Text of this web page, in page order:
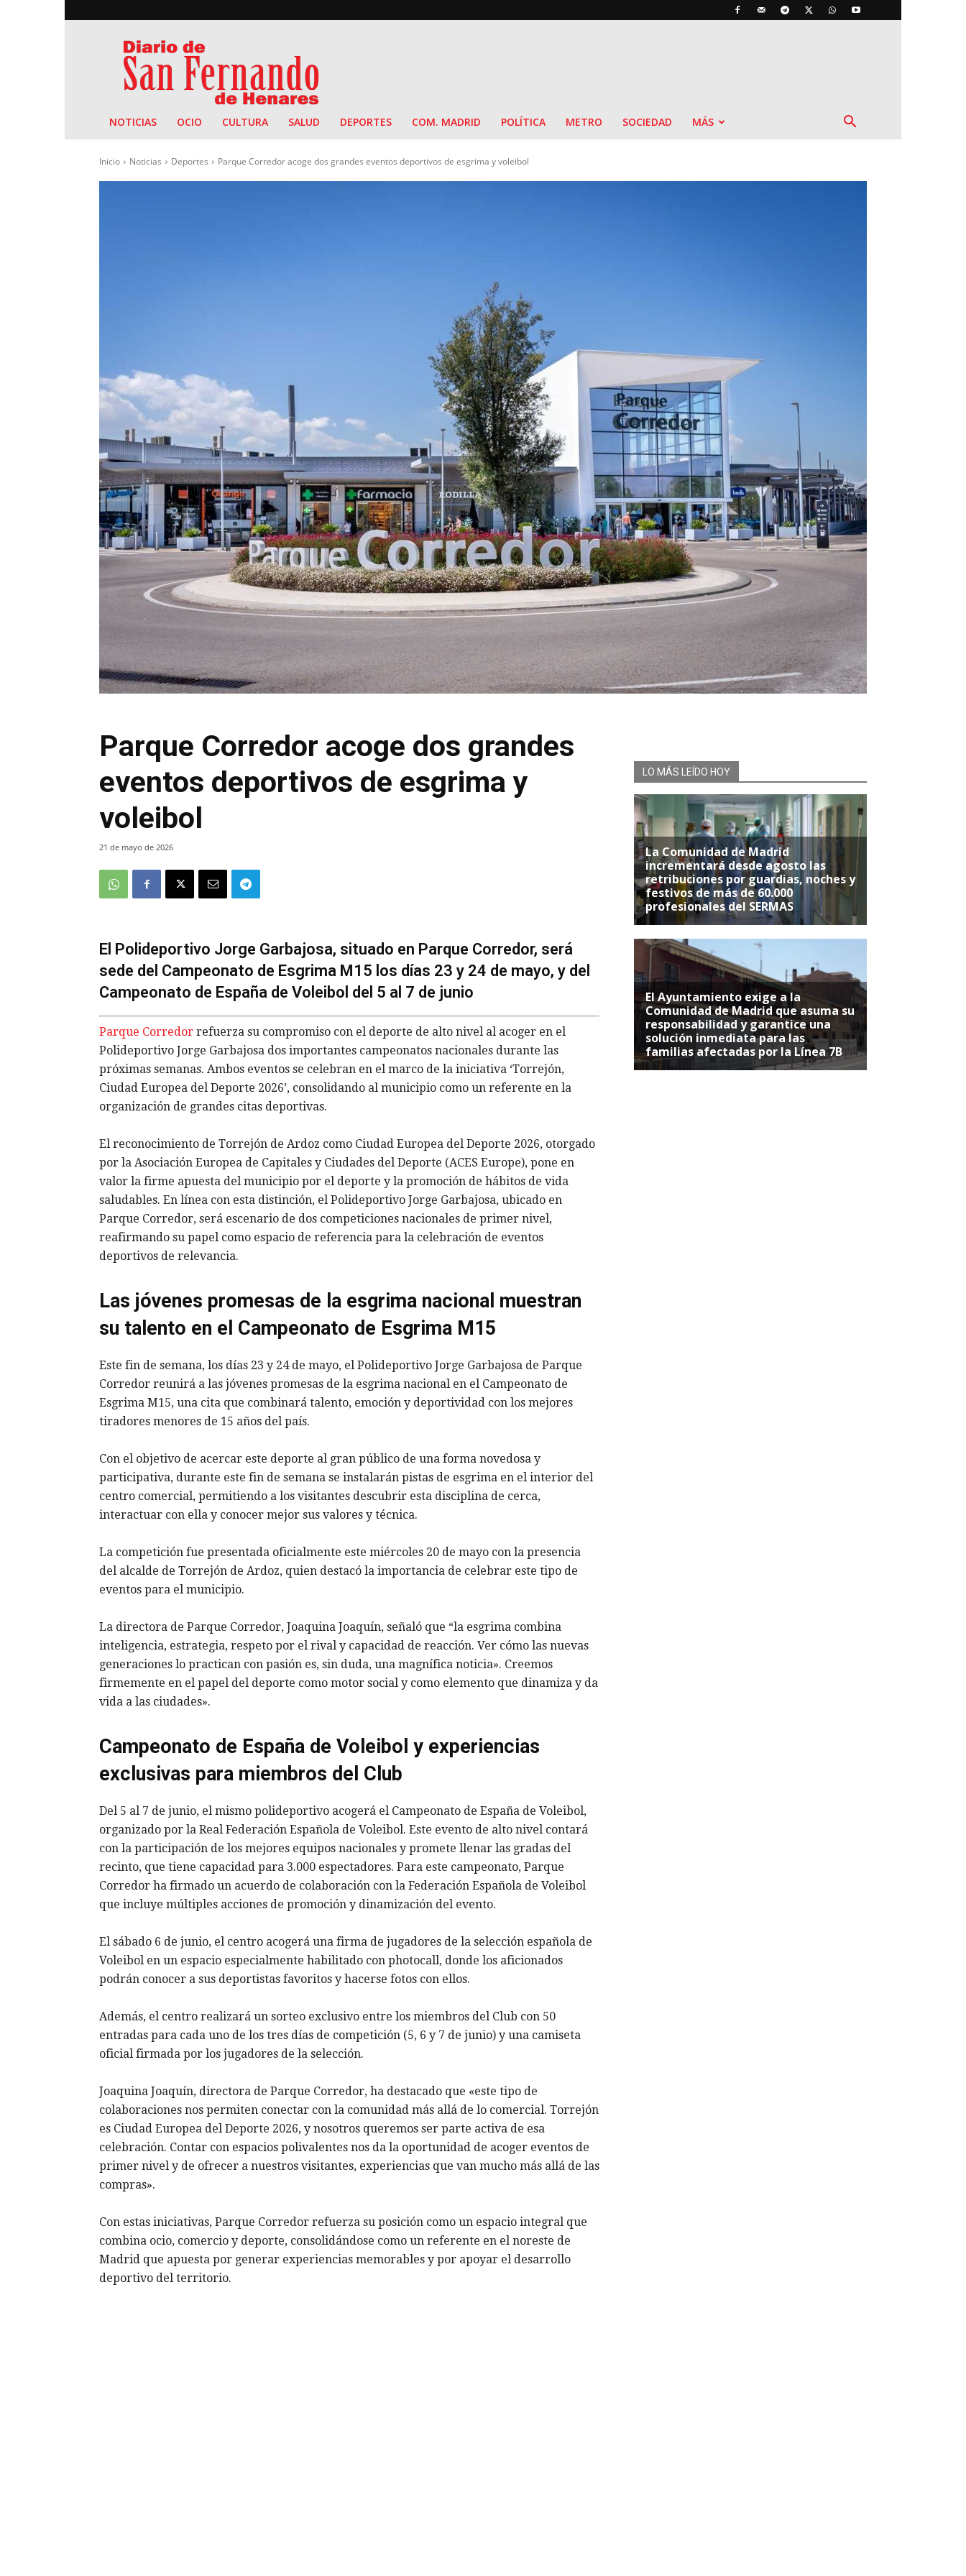
Diario
de
San
NOTICIAS OCIO CULTURA SALUD DEPORTES COM. MADRID POLÍTICA METRO SOCIEDAD MÁS
Inicio Noticias Deportes Parque Corredor acoge dos grandes eventos deportivos de esgrima y voleibol
Parque Corredor acoge dos grandes
eventos deportivos de esgrima y
voleibol
21 de mayo de 2026
El Polideportivo Jorge Garbajosa, situado en Parque Corredor, será
sede del Campeonato de Esgrima M15 los días 23 y 24 de mayo, y del
Campeonato de España de Voleibol del 5 al 7 de junio
Parque Corredor refuerza su compromiso con el deporte de alto nivel al acoger en el
Polideportivo Jorge Garbajosa dos importantes campeonatos nacionales durante las
próximas semanas. Ambos eventos se celebran en el marco de la iniciativa ‘Torrejón,
Ciudad Europea del Deporte 2026’, consolidando al municipio como un referente en la
organización de grandes citas deportivas.
El reconocimiento de Torrejón de Ardoz como Ciudad Europea del Deporte 2026, otorgado
por la Asociación Europea de Capitales y Ciudades del Deporte (ACES Europe), pone en
valor la firme apuesta del municipio por el deporte y la promoción de hábitos de vida
saludables. En línea con esta distinción, el Polideportivo Jorge Garbajosa, ubicado en
Parque Corredor, será escenario de dos competiciones nacionales de primer nivel,
reafirmando su papel como espacio de referencia para la celebración de eventos
deportivos de relevancia.
Las jóvenes promesas de la esgrima nacional muestran
su talento en el Campeonato de Esgrima M15
Este fin de semana, los días 23 y 24 de mayo, el Polideportivo Jorge Garbajosa de Parque
Corredor reunirá a las jóvenes promesas de la esgrima nacional en el Campeonato de
Esgrima M15, una cita que combinará talento, emoción y deportividad con los mejores
tiradores menores de 15 años del país.
Con el objetivo de acercar este deporte al gran público de una forma novedosa y
participativa, durante este fin de semana se instalarán pistas de esgrima en el interior del
centro comercial, permitiendo a los visitantes descubrir esta disciplina de cerca,
interactuar con ella y conocer mejor sus valores y técnica.
La competición fue presentada oficialmente este miércoles 20 de mayo con la presencia
del alcalde de Torrejón de Ardoz, quien destacó la importancia de celebrar este tipo de
eventos para el municipio.
La directora de Parque Corredor, Joaquina Joaquín, señaló que “la esgrima combina
inteligencia, estrategia, respeto por el rival y capacidad de reacción. Ver cómo las nuevas
generaciones lo practican con pasión es, sin duda, una magnífica noticia». Creemos
firmemente en el papel del deporte como motor social y como elemento que dinamiza y da
vida a las ciudades».
Campeonato de España de Voleibol y experiencias
exclusivas para miembros del Club
Del 5 al 7 de junio, el mismo polideportivo acogerá el Campeonato de España de Voleibol,
organizado por la Real Federación Española de Voleibol. Este evento de alto nivel contará
con la participación de los mejores equipos nacionales y promete llenar las gradas del
recinto, que tiene capacidad para 3.000 espectadores. Para este campeonato, Parque
Corredor ha firmado un acuerdo de colaboración con la Federación Española de Voleibol
que incluye múltiples acciones de promoción y dinamización del evento.
El sábado 6 de junio, el centro acogerá una firma de jugadores de la selección española de
Voleibol en un espacio especialmente habilitado con photocall, donde los aficionados
podrán conocer a sus deportistas favoritos y hacerse fotos con ellos.
Además, el centro realizará un sorteo exclusivo entre los miembros del Club con 50
entradas para cada uno de los tres días de competición (5, 6 y 7 de junio) y una camiseta
oficial firmada por los jugadores de la selección.
Joaquina Joaquín, directora de Parque Corredor, ha destacado que «este tipo de
colaboraciones nos permiten conectar con la comunidad más allá de lo comercial. Torrejón
es Ciudad Europea del Deporte 2026, y nosotros queremos ser parte activa de esa
celebración. Contar con espacios polivalentes nos da la oportunidad de acoger eventos de
primer nivel y de ofrecer a nuestros visitantes, experiencias que van mucho más allá de las
compras».
Con estas iniciativas, Parque Corredor refuerza su posición como un espacio integral que
combina ocio, comercio y deporte, consolidándose como un referente en el noreste de
Madrid que apuesta por generar experiencias memorables y por apoyar el desarrollo
deportivo del territorio.
LO MÁS LEÍDO HOY